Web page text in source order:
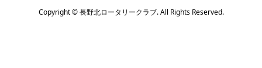
Copyright ©長野北ロータリークラブ. All Rights Reserved.